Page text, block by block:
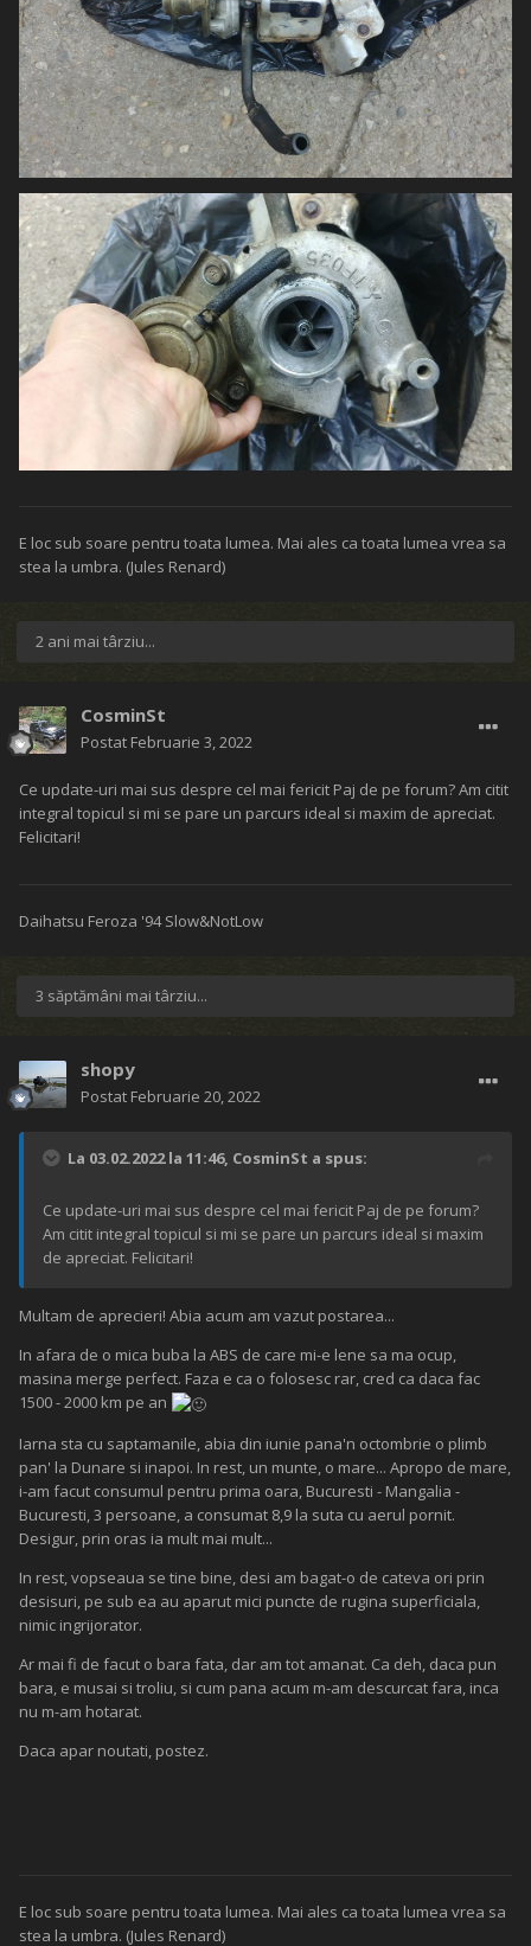
E loc sub soare pentru toata lumea. Mai ales ca toata lumea vrea sa
stea la umbra. (Jules Renard)
2 ani mai târziu...
CosminSt
Postat Februarie 3, 2022
Ce update-uri mai sus despre cel mai fericit Paj de pe forum? Am citit
integral topicul si mi se pare un parcurs ideal si maxim de apreciat.
Felicitari!
Daihatsu Feroza '94 Slow&NotLow
3 săptămâni mai târziu...
shopy
Postat Februarie 20, 2022
La 03.02.2022 la 11:46, CosminSt a spus:
Ce update-uri mai sus despre cel mai fericit Paj de pe forum?
Am citit integral topicul si mi se pare un parcurs ideal si maxim
de apreciat. Felicitari!
Multam de aprecieri! Abia acum am vazut postarea...
In afara de o mica buba la ABS de care mi-e lene sa ma ocup,
masina merge perfect. Faza e ca o folosesc rar, cred ca daca fac
1500 - 2000 km pe an
Iarna sta cu saptamanile, abia din iunie pana'n octombrie o plimb
pan' la Dunare si inapoi. In rest, un munte, o mare... Apropo de mare,
i-am facut consumul pentru prima oara, Bucuresti - Mangalia -
Bucuresti, 3 persoane, a consumat 8,9 la suta cu aerul pornit.
Desigur, prin oras ia mult mai mult...
In rest, vopseaua se tine bine, desi am bagat-o de cateva ori prin
desisuri, pe sub ea au aparut mici puncte de rugina superficiala,
nimic ingrijorator.
Ar mai fi de facut o bara fata, dar am tot amanat. Ca deh, daca pun
bara, e musai si troliu, si cum pana acum m-am descurcat fara, inca
nu m-am hotarat.
Daca apar noutati, postez.
E loc sub soare pentru toata lumea. Mai ales ca toata lumea vrea sa
stea la umbra. (Jules Renard)